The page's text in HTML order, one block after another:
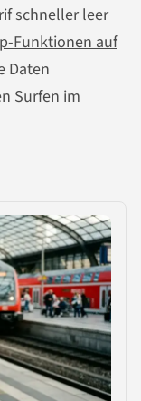
schneller leer
Funktionen auf
Daten
Surfen im